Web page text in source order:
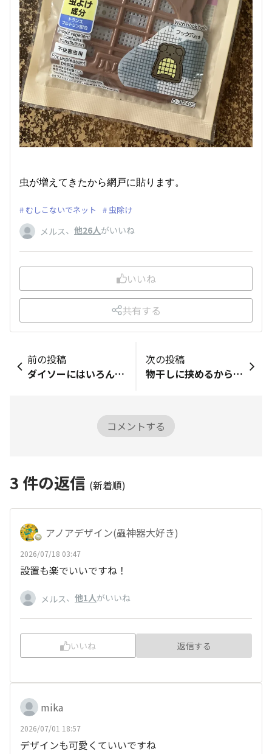
虫が増えてきたから網戸に貼ります。
むしこないでネット 虫除け
メルス、 他26人がいいね
いいね
共有する
前の投稿
ダイソーにはいろんなタイプの歯ブラシがあります。 銀イオンヘッド。 4本で100えん。やすい。
次の投稿
物干しに挟めるから風が吹いても落ちにくい。3本で100えん。きがるにかえてうれしいです。
コメントする
3 件の返信 (新着順)
アノアデザイン(蟲神器大好き)
2026/07/18 03:47
設置も楽でいいですね！
メルス、 他1人がいいね
いいね 返信する
mika
2026/07/01 18:57
デザインも可愛くていいですね